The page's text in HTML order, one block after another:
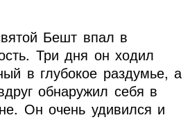
Бешт впал в
Три дня он ходил
в глубокое раздумье, а
обнаружил себя в
Он очень удивился и